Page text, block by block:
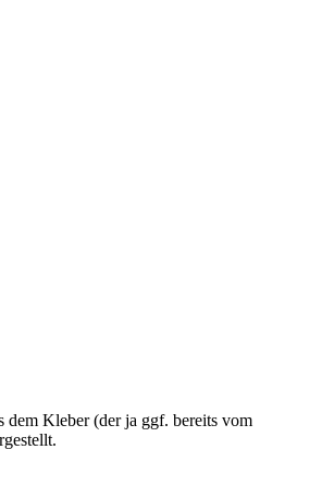
dem Kleber (der ja ggf. bereits vom